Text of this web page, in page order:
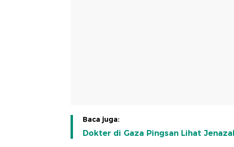
Baca juga:
Dokter di Gaza Pingsan Lihat